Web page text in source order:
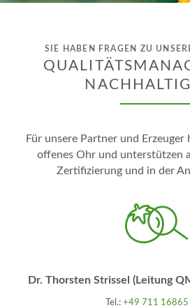
SIE HABEN FRAGEN ZU
Für unsere Partner und
offenes Ohr und unterstützen
Zertifizierung und in der
Dr. Thorsten Strissel (Leitung
Tel.: +49 711 16865